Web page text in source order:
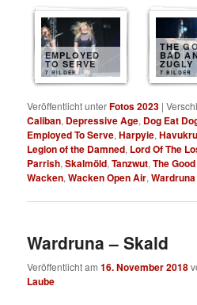
EMPLOYED
TO SERVE
7 BILDER
THE
BAD
ZUGLY
7 BILDER
Veröffentlicht unterFotos 2023 |
Caliban, Depressive Age, Dog Eat
Employed To Serve,Harpyie,
Legion of the Damned, Lord Of The
Parrish,Skalmöld,Tanzwut,The
Wacken,Wacken Open Air,Wardruna
Wardruna – Skald
Veröffentlicht am16. November 2018
Laube